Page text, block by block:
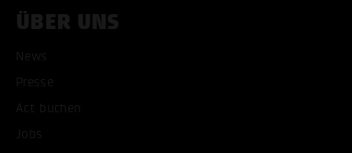
ÜBER UNS
News
Presse
Act buchen
Jobs